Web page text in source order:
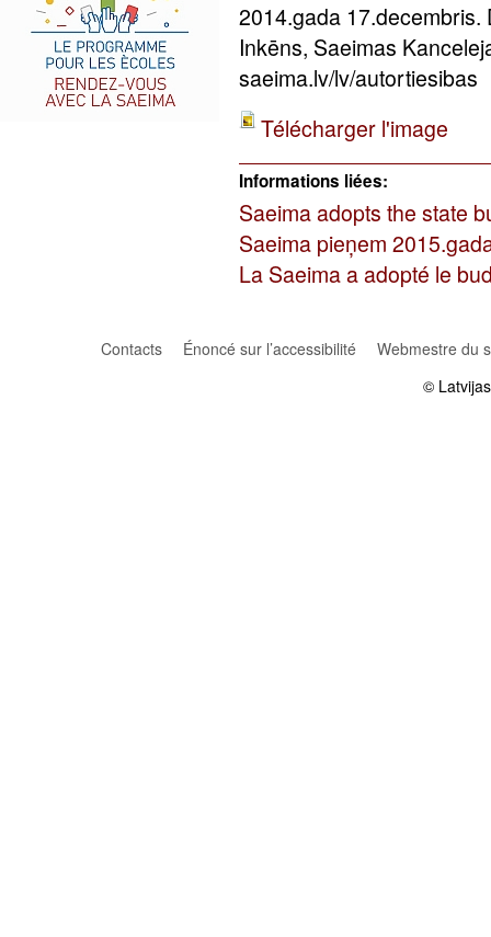
2014.gada
Inkēns, Saeimas
saeima.lv/lv/autortiesibas
Télécharger l'image
Informations liées:
Saeima adopts the state
Saeima pieņem
La Saeima a adopté le
Contacts Énoncé sur l’accessibilité
Webmestre du
©